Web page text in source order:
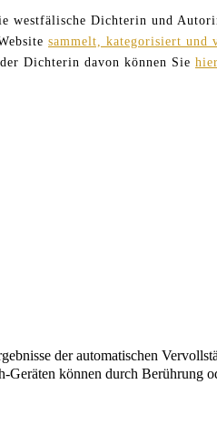
westfälische Dichterin und
sammelt, kategorisiert und
Dichterin davon können Sie hier
der automatischen
können durch Berührung